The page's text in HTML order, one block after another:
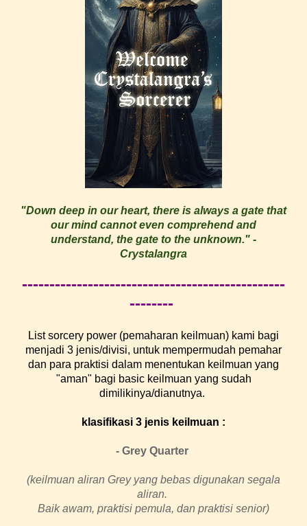
"Down deep in our heart, there is always a gate that
our mind cannot even comprehend and
understand, the gate to the unknown." -
Crystalangra
------------------------------------------------
--------
List sorcery power (pemaharan keilmuan) kami bagi
menjadi 3 jenis/divisi, untuk mempermudah pemahar
dan para praktisi dalam menentukan keilmuan yang
"aman" bagi basic keilmuan yang sudah
dimilikinya/dianutnya.
klasifikasi 3 jenis keilmuan :
- Grey Quarter
(keilmuan aliran Grey yang bebas digunakan segala
aliran.
Baikawam, praktisi pemula, dan praktisi senior)